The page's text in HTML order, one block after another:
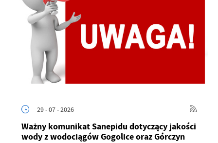
29 - 07 - 2026
Ważny komunikat Sanepidu dotyczący jakości
wody z wodociągów Gogolice oraz Górczyn